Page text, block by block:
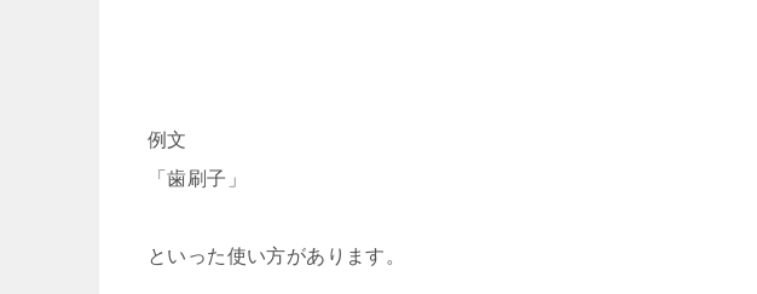
例文
「歯刷子」
といった使い方があります。